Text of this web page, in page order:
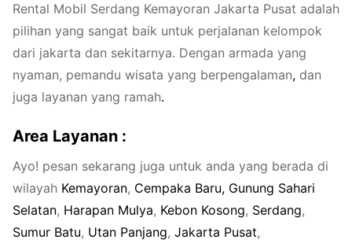
Rental Mobil Serdang Kemayoran Jakarta Pusat adalah
pilihan yang sangat baik untuk perjalanan kelompok
dari jakarta dan sekitarnya. Dengan armada yang
nyaman, pemandu wisata yang berpengalaman, dan
juga layanan yang ramah.
Area Layanan :
Ayo! pesan sekarang juga untuk anda yang berada di
wilayah Kemayoran, Cempaka Baru, Gunung Sahari
Selatan, Harapan Mulya, Kebon Kosong, Serdang,
Sumur Batu, Utan Panjang, Jakarta Pusat,